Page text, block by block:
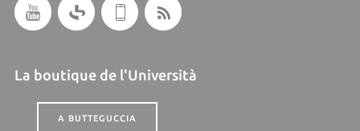
La boutique de l'Università
A BUTTEGUCCIA